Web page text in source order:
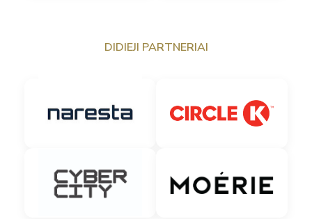
DIDIEJI PARTNERIAI